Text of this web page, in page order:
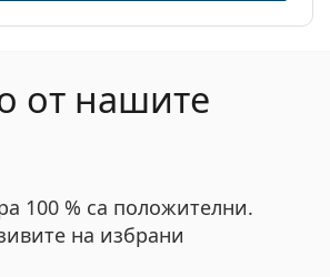
от нашите
100 % са положителни.
на избрани